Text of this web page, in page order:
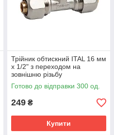
Трійник обтискний ITAL 16 мм
х 1/2" з переходом на
зовнішню різьбу
Готово до відправки 300 од.
249 ₴
Купити